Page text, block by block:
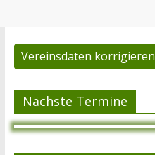
Vereinsdaten korrigieren
Nächste Termine